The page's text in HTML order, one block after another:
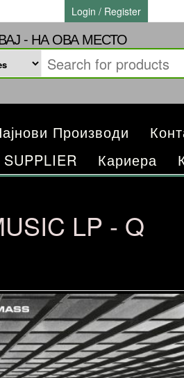
Login / Register
- НА ОВА МЕСТО
Производи
Кариера
LP - Q